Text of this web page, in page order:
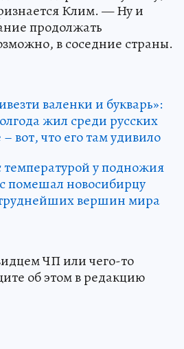
Клим. — Ну и
продолжать
в соседние страны.
валенки и букварь»:
жил среди русских
вот, что его там удивило
температурой у подножия
помешал новосибирцу
вершин мира
ЧП или чего-то
об этом в редакцию